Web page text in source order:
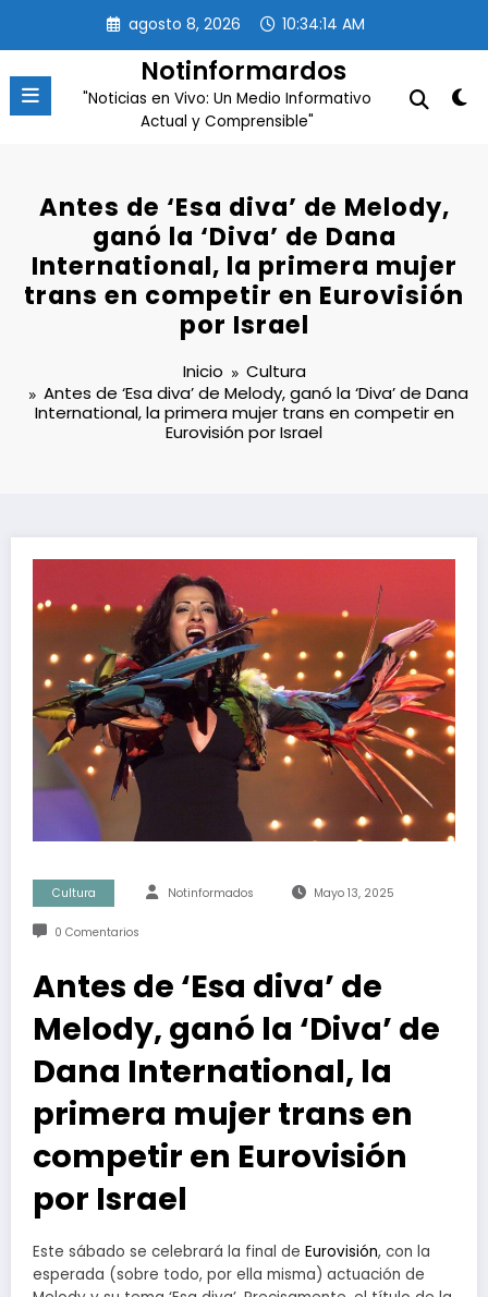
contenido
agosto 8, 2026 10:34:15 AM
Notinformardos
"Noticias en Vivo: Un Medio Informativo
Actual y Comprensible"
Antes de ‘Esa diva’ de Melody,
ganó la ‘Diva’ de Dana
International, la primera mujer
trans en competir en Eurovisión
por Israel
Inicio
Cultura
Antes de ‘Esa diva’ de Melody, ganó la ‘Diva’ de Dana
International, la primera mujer trans en competir en
Eurovisión por Israel
Cultura Notinformados Mayo 13, 2025
0 Comentarios
Antes de ‘Esa diva’ de
Melody, ganó la ‘Diva’ de
Dana International, la
primera mujer trans en
competir en Eurovisión
por Israel
Este sábado se celebrará la final de Eurovisión, con la
esperada (sobre todo, por ella misma) actuación de